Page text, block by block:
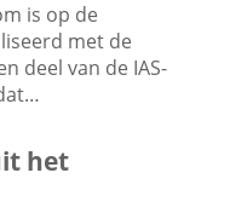
is op de
met de
deel van de IAS-
het